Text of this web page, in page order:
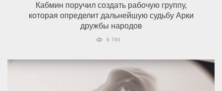
Кабмин поручил создать рабочую группу,
которая определит дальнейшую судьбу Арки
дружбы народов
9 790